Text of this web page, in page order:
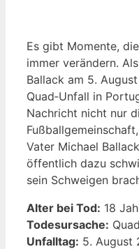
Es gibt Momente,
immer verändern.
Ballack am 5.
Quad‑Unfall in
Nachricht nicht nur
Vater Michael
öffentlich dazu
sein Schweigen
Alter bei Tod: 18
Todesursache:
Unfalltag: 5. August